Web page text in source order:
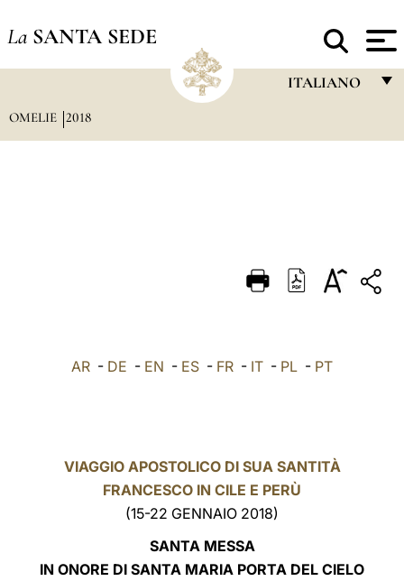
La SANTA SEDE
ITALIANO
DEUTSCH
العربيّة
OMELIE 2018
AR - DE - EN - ES - FR - IT - PL - PT
VIAGGIO APOSTOLICO DI SUA SANTITÀ
FRANCESCO IN CILE E PERÙ
(15-22 GENNAIO 2018)
SANTA MESSA
IN ONORE DI SANTA MARIA PORTA DEL CIELO